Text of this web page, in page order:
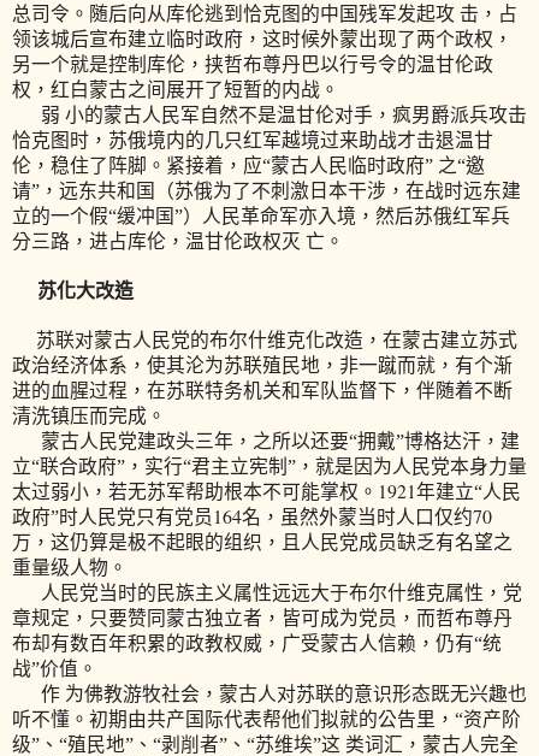
总司令。随后向从库伦逃到恰克图的中国残军发起攻 击，占
领该城后宣布建立临时政府，这时候外蒙出现了两个政权，
另一个就是控制库伦，挟哲布尊丹巴以行号令的温甘伦政
权，红白蒙古之间展开了短暂的内战。
弱 小的蒙古人民军自然不是温甘伦对手，疯男爵派兵攻击
恰克图时，苏俄境内的几只红军越境过来助战才击退温甘
伦，稳住了阵脚。紧接着，应“蒙古人民临时政府” 之“邀
请”，远东共和国（苏俄为了不刺激日本干涉，在战时远东建
立的一个假“缓冲国”）人民革命军亦入境，然后苏俄红军兵
分三路，进占库伦，温甘伦政权灭 亡。
苏化大改造
苏联对蒙古人民党的布尔什维克化改造，在蒙古建立苏式
政治经济体系，使其沦为苏联殖民地，非一蹴而就，有个渐
进的血腥过程，在苏联特务机关和军队监督下，伴随着不断
清洗镇压而完成。
蒙古人民党建政头三年，之所以还要“拥戴”博格达汗，建
立“联合政府”，实行“君主立宪制”，就是因为人民党本身力量
太过弱小，若无苏军帮助根本不可能掌权。 1921年建立“人民
政府”时人民党只有党员 164名，虽然外蒙当时人口仅约70
万，这仍算是极不起眼的组织，且人民党成员缺乏有名望之
重量级人物。
人民党当时的民族主义属性远远大于布尔什维克属性，党
章规定，只要赞同蒙古独立者，皆可成为党员，而哲布尊丹
布却有数百年积累的政教权威，广受蒙古人信赖，仍有“统
战”价值。
作 为佛教游牧社会，蒙古人对苏联的意识形态既无兴趣也
听不懂。初期由共产国际代表帮他们拟就的公告里，“资产阶
级”、“殖民地”、“剥削者”、“苏维埃”这 类词汇，蒙古人完全